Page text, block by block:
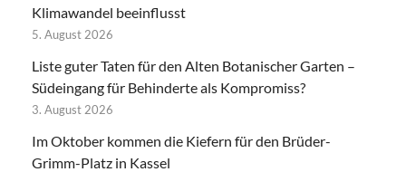
Klimawandel beeinflusst
5. August 2026
Liste guter Taten für den Alten Botanischer Garten –
Südeingang für Behinderte als Kompromiss?
3. August 2026
Im Oktober kommen die Kiefern für den Brüder-
Grimm-Platz in Kassel